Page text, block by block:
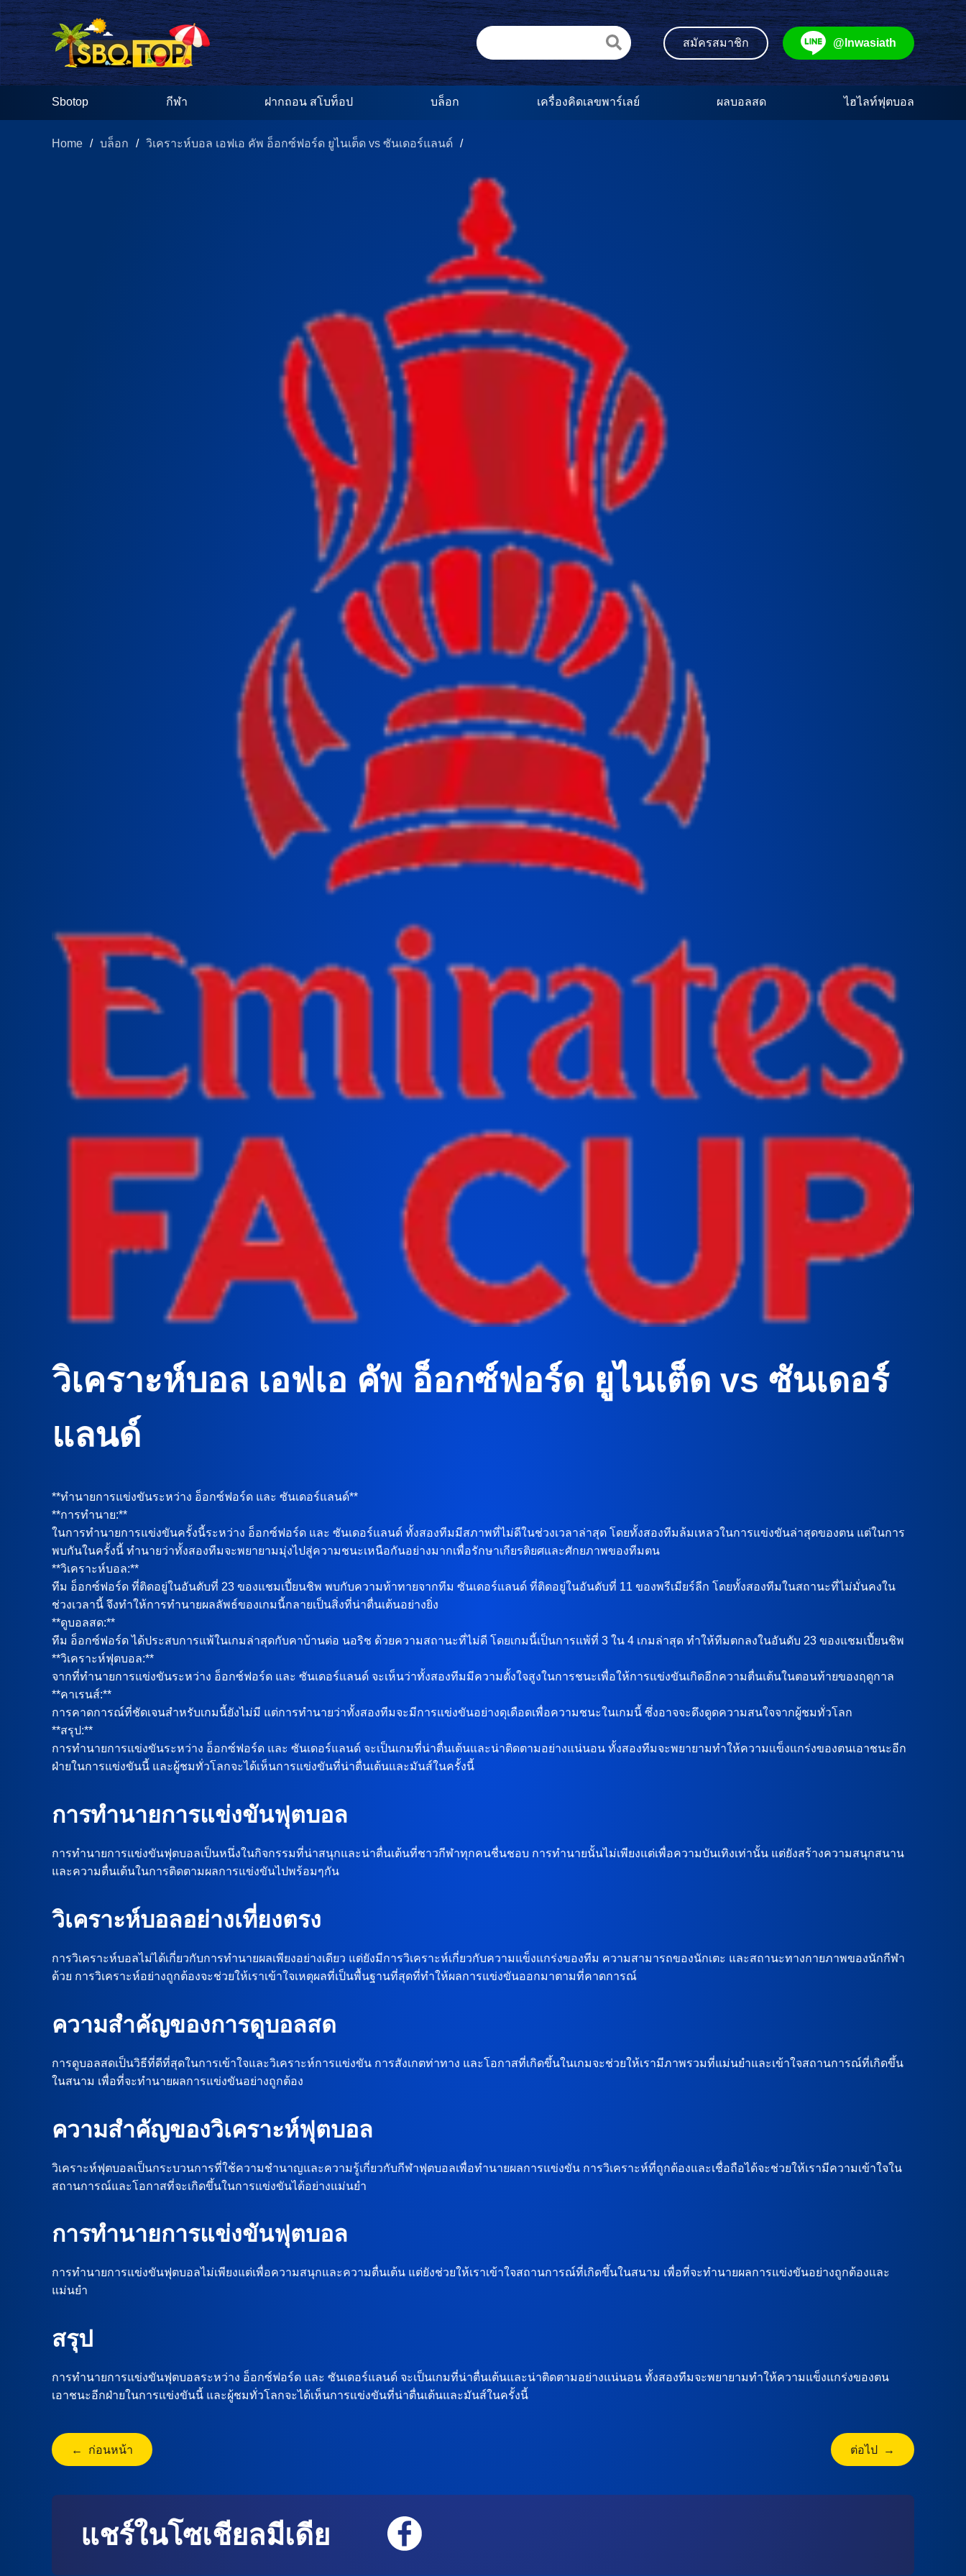
สมัครสมาชิก @lnwasiath
Sbotop กีฬา ฝากถอน สโบท็อป บล็อก เครื่องคิดเลขพาร์เลย์ ผลบอลสด ไฮไลท์ฟุตบอล
Home / บล็อก / วิเคราะห์บอล เอฟเอ คัพ อ็อกซ์ฟอร์ด ยูไนเต็ด vs ซันเดอร์แลนด์ /
วิเคราะห์บอล เอฟเอ คัพ อ็อกซ์ฟอร์ด ยูไนเต็ด vs ซันเดอร์
แลนด์
**ทำนายการแข่งขันระหว่าง อ็อกซ์ฟอร์ด และ ซันเดอร์แลนด์**
**การทำนาย:**
ในการทำนายการแข่งขันครั้งนี้ระหว่าง อ็อกซ์ฟอร์ด และ ซันเดอร์แลนด์ ทั้งสองทีมมีสภาพที่ไม่ดีในช่วงเวลาล่าสุด โดยทั้งสองทีมล้มเหลวในการแข่งขันล่าสุดของตน แต่ในการ
พบกันในครั้งนี้ ทำนายว่าทั้งสองทีมจะพยายามมุ่งไปสู่ความชนะเหนือกันอย่างมากเพื่อรักษาเกียรติยศและศักยภาพของทีมตน
**วิเคราะห์บอล:**
ทีม อ็อกซ์ฟอร์ด ที่ติดอยู่ในอันดับที่ 23 ของแชมเปี้ยนชิพ พบกับความท้าทายจากทีม ซันเดอร์แลนด์ ที่ติดอยู่ในอันดับที่ 11 ของพรีเมียร์ลีก โดยทั้งสองทีมในสถานะที่ไม่มั่นคงใน
ช่วงเวลานี้ จึงทำให้การทำนายผลลัพธ์ของเกมนี้กลายเป็นสิ่งที่น่าตื่นเต้นอย่างยิ่ง
**ดูบอลสด:**
ทีม อ็อกซ์ฟอร์ด ได้ประสบการแพ้ในเกมล่าสุดกับคาบ้านต่อ นอริช ด้วยความสถานะที่ไม่ดี โดยเกมนี้เป็นการแพ้ที่ 3 ใน 4 เกมล่าสุด ทำให้ทีมตกลงในอันดับ 23 ของแชมเปี้ยนชิพ
**วิเคราะห์ฟุตบอล:**
จากที่ทำนายการแข่งขันระหว่าง อ็อกซ์ฟอร์ด และ ซันเดอร์แลนด์ จะเห็นว่าทั้งสองทีมมีความตั้งใจสูงในการชนะเพื่อให้การแข่งขันเกิดอีกความตื่นเต้นในตอนท้ายของฤดูกาล
**คาเรนส์:**
การคาดการณ์ที่ชัดเจนสำหรับเกมนี้ยังไม่มี แต่การทำนายว่าทั้งสองทีมจะมีการแข่งขันอย่างดุเดือดเพื่อความชนะในเกมนี้ ซึ่งอาจจะดึงดูดความสนใจจากผู้ชมทั่วโลก
**สรุป:**
การทำนายการแข่งขันระหว่าง อ็อกซ์ฟอร์ด และ ซันเดอร์แลนด์ จะเป็นเกมที่น่าตื่นเต้นและน่าติดตามอย่างแน่นอน ทั้งสองทีมจะพยายามทำให้ความแข็งแกร่งของตนเอาชนะอีก
ฝ่ายในการแข่งขันนี้ และผู้ชมทั่วโลกจะได้เห็นการแข่งขันที่น่าตื่นเต้นและมันส์ในครั้งนี้
การทำนายการแข่งขันฟุตบอล
การทำนายการแข่งขันฟุตบอลเป็นหนึ่งในกิจกรรมที่น่าสนุกและน่าตื่นเต้นที่ชาวกีฬาทุกคนชื่นชอบ การทำนายนั้นไม่เพียงแต่เพื่อความบันเทิงเท่านั้น แต่ยังสร้างความสนุกสนาน
และความตื่นเต้นในการติดตามผลการแข่งขันไปพร้อมๆกัน
วิเคราะห์บอลอย่างเที่ยงตรง
การวิเคราะห์บอลไม่ได้เกี่ยวกับการทำนายผลเพียงอย่างเดียว แต่ยังมีการวิเคราะห์เกี่ยวกับความแข็งแกร่งของทีม ความสามารถของนักเตะ และสถานะทางกายภาพของนักกีฬา
ด้วย การวิเคราะห์อย่างถูกต้องจะช่วยให้เราเข้าใจเหตุผลที่เป็นพื้นฐานที่สุดที่ทำให้ผลการแข่งขันออกมาตามที่คาดการณ์
ความสำคัญของการดูบอลสด
การดูบอลสดเป็นวิธีที่ดีที่สุดในการเข้าใจและวิเคราะห์การแข่งขัน การสังเกตท่าทาง และโอกาสที่เกิดขึ้นในเกมจะช่วยให้เรามีภาพรวมที่แม่นยำและเข้าใจสถานการณ์ที่เกิดขึ้น
ในสนาม เพื่อที่จะทำนายผลการแข่งขันอย่างถูกต้อง
ความสำคัญของวิเคราะห์ฟุตบอล
วิเคราะห์ฟุตบอลเป็นกระบวนการที่ใช้ความชำนาญและความรู้เกี่ยวกับกีฬาฟุตบอลเพื่อทำนายผลการแข่งขัน การวิเคราะห์ที่ถูกต้องและเชื่อถือได้จะช่วยให้เรามีความเข้าใจใน
สถานการณ์และโอกาสที่จะเกิดขึ้นในการแข่งขันได้อย่างแม่นยำ
การทำนายการแข่งขันฟุตบอล
การทำนายการแข่งขันฟุตบอลไม่เพียงแต่เพื่อความสนุกและความตื่นเต้น แต่ยังช่วยให้เราเข้าใจสถานการณ์ที่เกิดขึ้นในสนาม เพื่อที่จะทำนายผลการแข่งขันอย่างถูกต้องและ
แม่นยำ
สรุป
การทำนายการแข่งขันฟุตบอลระหว่าง อ็อกซ์ฟอร์ด และ ซันเดอร์แลนด์ จะเป็นเกมที่น่าตื่นเต้นและน่าติดตามอย่างแน่นอน ทั้งสองทีมจะพยายามทำให้ความแข็งแกร่งของตน
เอาชนะอีกฝ่ายในการแข่งขันนี้ และผู้ชมทั่วโลกจะได้เห็นการแข่งขันที่น่าตื่นเต้นและมันส์ในครั้งนี้
← ก่อนหน้า ต่อไป →
แชร์ในโซเชียลมีเดีย